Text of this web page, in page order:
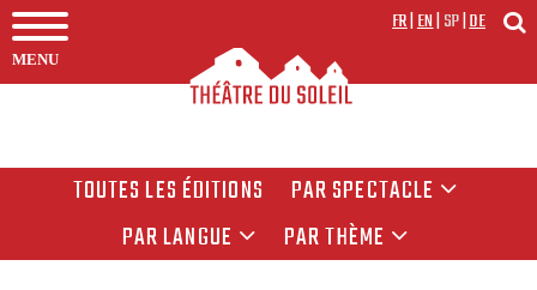
MENU
FR|EN|SP|DE
TOUTES LES ÉDITIONS
PAR SPECTACLE
PAR LANGUE
PAR THÈME